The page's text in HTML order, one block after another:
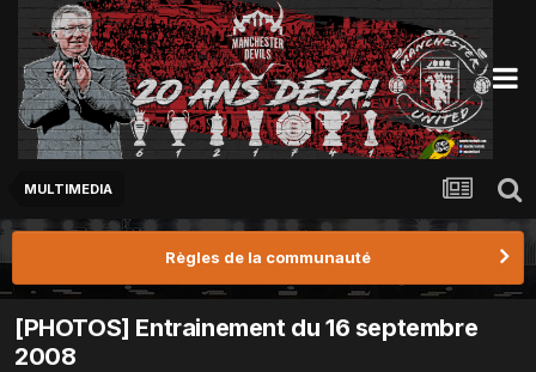
MULTIMEDIA
Règles de la communauté
[PHOTOS] Entrainement du 16 septembre
2008